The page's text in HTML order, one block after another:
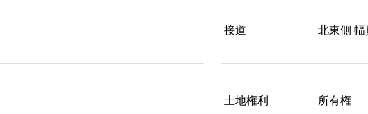
接道 北東側
土地権利 所有権